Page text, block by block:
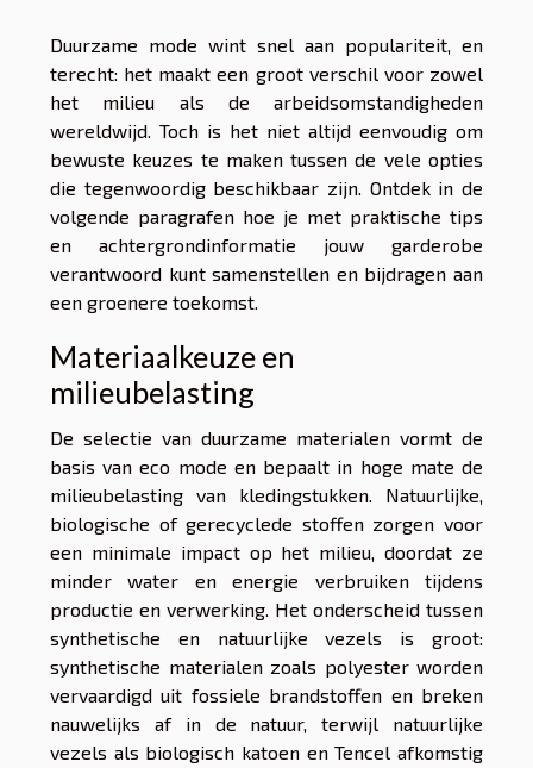
Duurzame mode wint snel aan populariteit, en
terecht: het maakt een groot verschil voor zowel
het milieu als de arbeidsomstandigheden
wereldwijd. Toch is het niet altijd eenvoudig om
bewuste keuzes te maken tussen de vele opties
die tegenwoordig beschikbaar zijn. Ontdek in de
volgende paragrafen hoe je met praktische tips
en achtergrondinformatie jouw garderobe
verantwoord kunt samenstellen en bijdragen aan
een groenere toekomst.
Materiaalkeuze en
milieubelasting
De selectie van duurzame materialen vormt de
basis van eco mode en bepaalt in hoge mate de
milieubelasting van kledingstukken. Natuurlijke,
biologische of gerecyclede stoffen zorgen voor
een minimale impact op het milieu, doordat ze
minder water en energie verbruiken tijdens
productie en verwerking. Het onderscheid tussen
synthetische en natuurlijke vezels is groot:
synthetische materialen zoals polyester worden
vervaardigd uit fossiele brandstoffen en breken
nauwelijks af in de natuur, terwijl natuurlijke
vezels als biologisch katoen en Tencel afkomstig